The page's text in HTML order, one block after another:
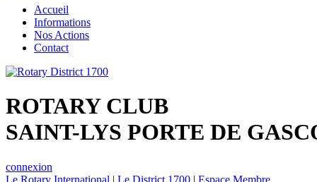
Accueil
Informations
Nos Actions
Contact
ROTARY CLUB
SAINT-LYS PORTE DE
connexion
Le Rotary International | Le District 1700 | Espace Membre